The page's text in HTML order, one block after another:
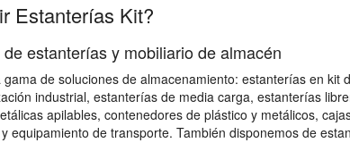
Estanterías Kit?
estanterías y mobiliario de almacén
de soluciones de almacenamiento: estanterías en kit
industrial, estanterías de media carga, estanterías
apilables, contenedores de plástico y metálicos,
equipamiento de transporte. También disponemos de